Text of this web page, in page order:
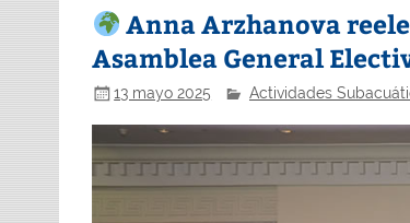
Anna Arzhanova
Asamblea General
13 mayo 2025 Actividades